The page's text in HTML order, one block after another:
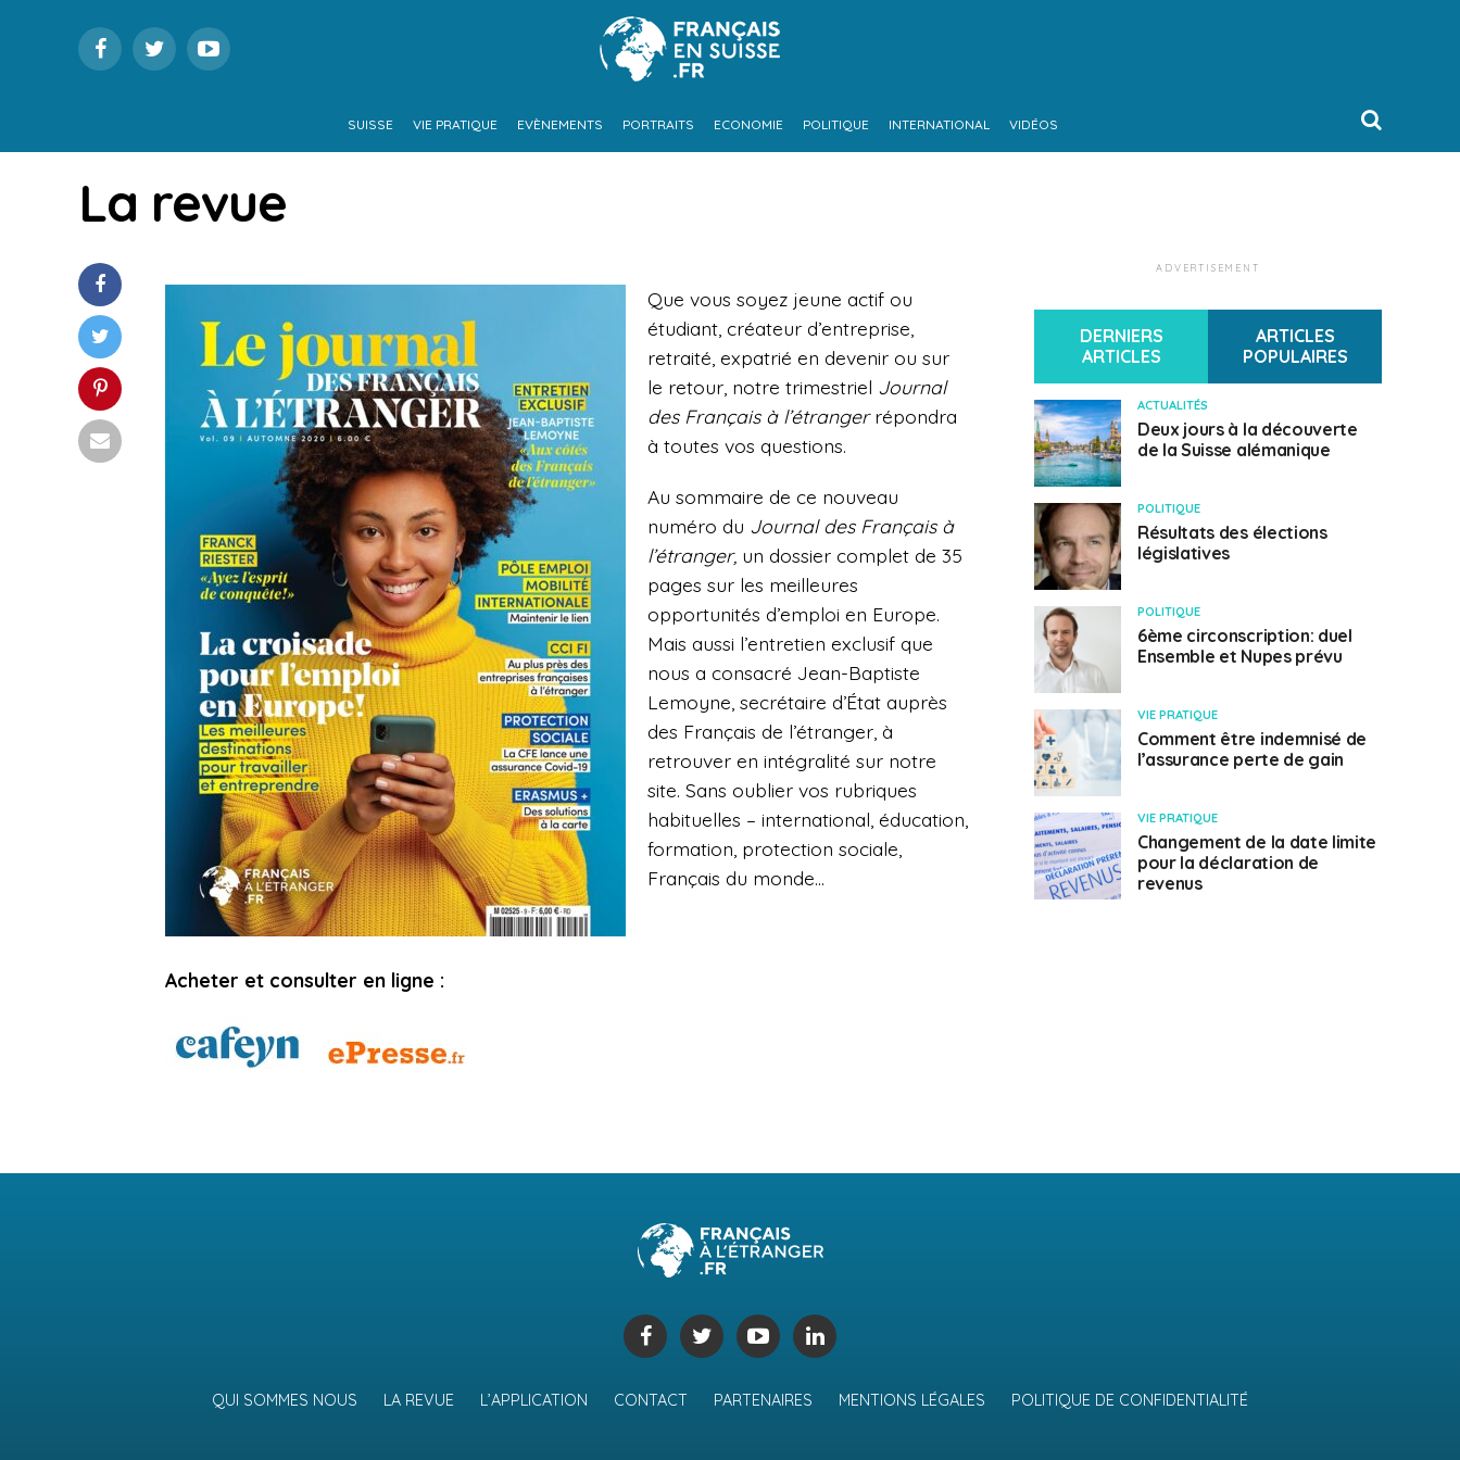
SUISSE VIE PRATIQUE EVÈNEMENTS PORTRAITS ECONOMIE POLITIQUE INTERNATIONAL VIDÉOS
La revue
Que vous soyez jeune actif ou
étudiant, créateur d’entreprise,
retraité, expatrié en devenir ou sur
le retour, notre trimestriel Journal
des Français à l’étrangerrépondra
à toutes vos questions.
Au sommaire de ce nouveau
numéro du Journal des Français à
l’étranger, un dossier complet de 35
pages sur les meilleures
opportunités d’emploi en Europe.
Mais aussi l’entretien exclusif que
nous a consacré Jean-Baptiste
Lemoyne, secrétaire d’État auprès
des Français de l’étranger, à
retrouver en intégralité sur notre
site. Sans oublier vos rubriques
habituelles – international, éducation,
formation, protection sociale,
Français du monde…
Acheter et consulter en ligne :
ADVERTISEMENT
DERNIERS
ARTICLES
ARTICLES
POPULAIRES
ACTUALITÉS
Deux jours à la découverte
de la Suisse alémanique
POLITIQUE
Résultats des élections
législatives
POLITIQUE
6ème circonscription: duel
Ensemble et Nupes prévu
VIE PRATIQUE
Comment être indemnisé de
l’assurance perte de gain
VIE PRATIQUE
Changement de la date limite
pour la déclaration de
revenus
QUI SOMMES NOUS LA REVUE L’APPLICATION CONTACT PARTENAIRES MENTIONS LÉGALES POLITIQUE DE CONFIDENTIALITÉ